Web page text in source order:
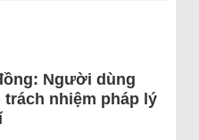
Người dùng
nhiệm pháp lý